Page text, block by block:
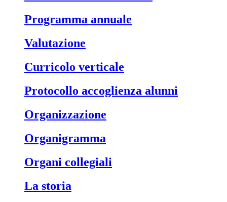
Programma annuale
Valutazione
Curricolo verticale
Protocollo accoglienza alunni
Organizzazione
Organigramma
Organi collegiali
La storia